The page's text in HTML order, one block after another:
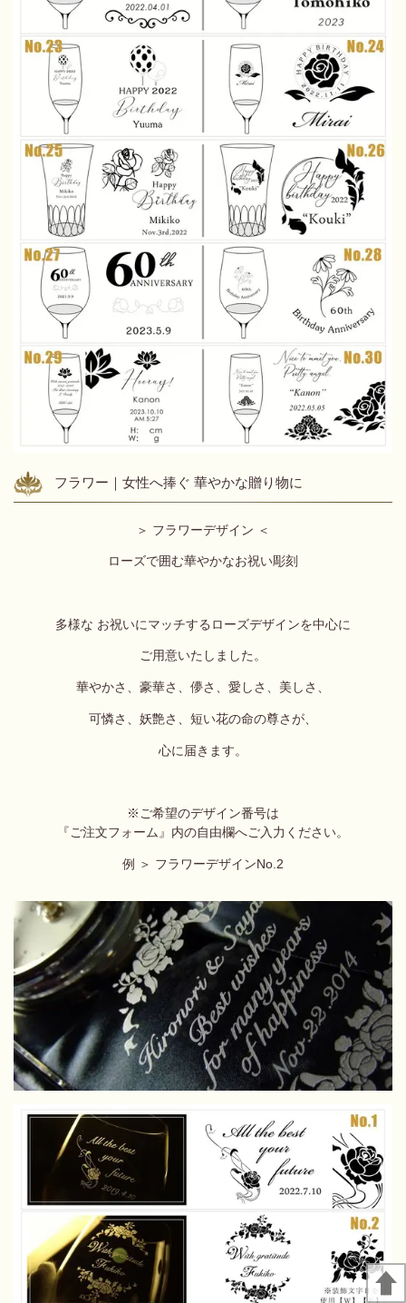
フラワー｜女性へ捧ぐ 華やかな贈り物に
＞ フラワーデザイン ＜
ローズで囲む華やかなお祝い彫刻
多様な お祝いにマッチするローズデザインを中心に
ご用意いたしました。
華やかさ、豪華さ、儚さ、愛しさ、 美しさ、
可憐さ、妖艶さ、 短い花の命の尊さが、
心に届きます。
※ご希望のデザイン番号は
『ご注文フォーム』内の自由欄へご入力ください。
例 ＞ フラワーデザインNo.2